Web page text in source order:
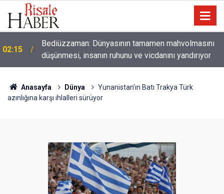
01:45 Paçalarını yerde sürünmeyecek şekilde yukarıda tut
Anasayfa Dünya
Yunanistan'ın Batı Trakya Türk
azınlığına karşı ihlalleri sürüyor